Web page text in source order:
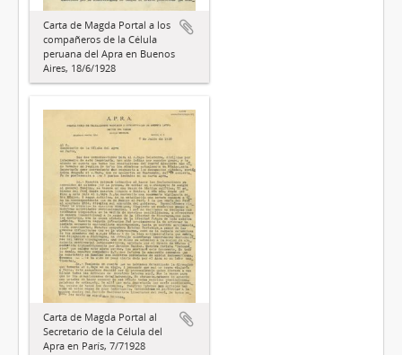
Carta de Magda Portal a los
compañeros de la Célula
peruana del Apra en Buenos
Aires, 18/6/1928
Carta de Magda Portal al
Secretario de la Célula del
Apra en París, 7/71928